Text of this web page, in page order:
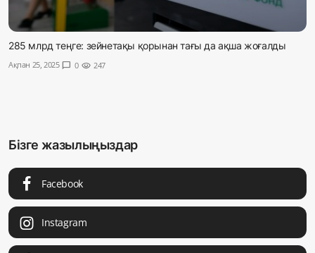
Қазақ тілі
285 млрд теңге: зейнетақы қорынан тағы да ақша жоғалды
Ақпан 25, 2025 chat_bubble 0 visibility 247
Бізге жазылыңыздар
Facebook
Instagram